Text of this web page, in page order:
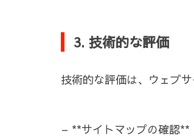
3. 技術的な評価
技術的な評価は、ウェブ
– **サイトマップの確認**